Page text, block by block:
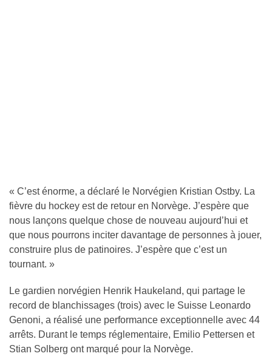
« C’est énorme, a déclaré le Norvégien Kristian Ostby. La
fièvre du hockey est de retour en Norvège. J’espère que
nous lançons quelque chose de nouveau aujourd’hui et
que nous pourrons inciter davantage de personnes à jouer,
construire plus de patinoires. J’espère que c’est un
tournant. »
Le gardien norvégien Henrik Haukeland, qui partage le
record de blanchissages (trois) avec le Suisse Leonardo
Genoni, a réalisé une performance exceptionnelle avec 44
arrêts. Durant le temps réglementaire, Emilio Pettersen et
Stian Solberg ont marqué pour la Norvège.